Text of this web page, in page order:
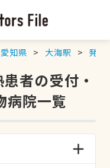
愛知県 大海駅 発熱
者の受付・
病院一覧